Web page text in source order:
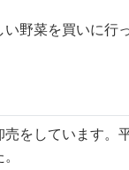
野菜を買いに行
をしています。